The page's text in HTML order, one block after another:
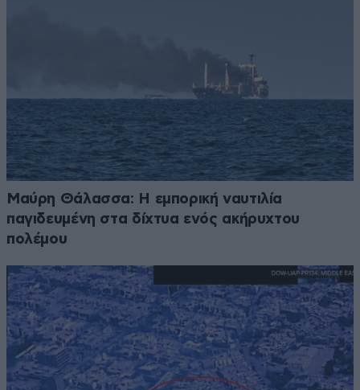
Μαύρη Θάλασσα: Η εμπορική ναυτιλία
παγιδευμένη στα δίχτυα ενός ακήρυχτου
πολέμου